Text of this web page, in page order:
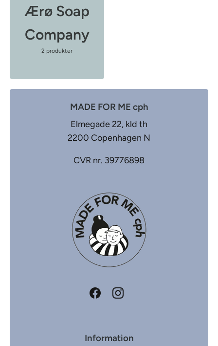
Ærø Soap
Company
2 produkter
MADE FOR ME cph
Elmegade 22, kld th
2200 Copenhagen N
CVR nr. 39776898
Information